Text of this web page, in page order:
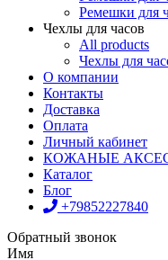
Ремешки для
Чехлы для часов
All products
Чехлы для
О компании
Контакты
Доставка
Оплата
Личный кабинет
КОЖАНЫЕ
Каталог
Блог
+79852227840
Обратный звонок
Имя